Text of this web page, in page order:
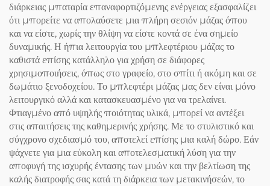
διάρκειας μπαταρία επαναφορτιζόμενης ενέργειας εξασφαλίζει
ότι μπορείτε να απολαύσετε μια πλήρη σεσιόν μάζας όπου
και να είστε, χωρίς την θλίψη να είστε κοντά σε ένα σημείο
δυναμικής. Η ήπια λειτουργία του μπλεφτέριου μάζας το
καθιστά επίσης κατάλληλο για χρήση σε διάφορες
χρησιμοποιήσεις, όπως στο γραφείο, στο σπίτι ή ακόμη και σε
δωμάτιο ξενοδοχείου. Το μπλεφτέρι μάζας μας δεν είναι μόνο
λειτουργικό αλλά και κατασκευασμένο για να τρελαίνει.
Φτιαγμένο από υψηλής ποιότητας υλικά, μπορεί να αντέξει
στις απαιτήσεις της καθημερινής χρήσης. Με το στυλιστικό και
σύγχρονο σχεδιασμό του, αποτελεί επίσης μια καλή δώρο. Εάν
ψάχνετε για μια εύκολη και αποτελεσματική λύση για την
αποφυγή της ισχυρής έντασης των μυών και την βελτίωση της
καλής διατροφής σας κατά τη διάρκεια των μετακινήσεών, το